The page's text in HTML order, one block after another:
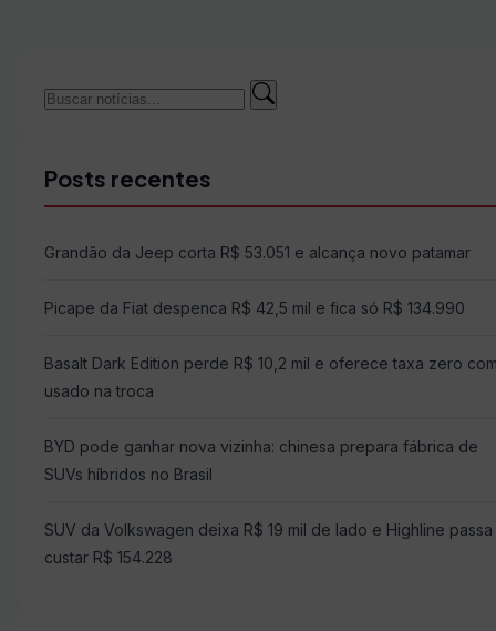
Buscar
Buscar
Posts recentes
Grandão da Jeep corta R$ 53.051 e alcança novo patamar
Picape da Fiat despenca R$ 42,5 mil e fica só R$ 134.990
Basalt Dark Edition perde R$ 10,2 mil e oferece taxa zero
usado na troca
BYD pode ganhar nova vizinha: chinesa prepara fábrica de
SUVs híbridos no Brasil
SUV da Volkswagen deixa R$ 19 mil de lado e Highline passa
custar R$ 154.228